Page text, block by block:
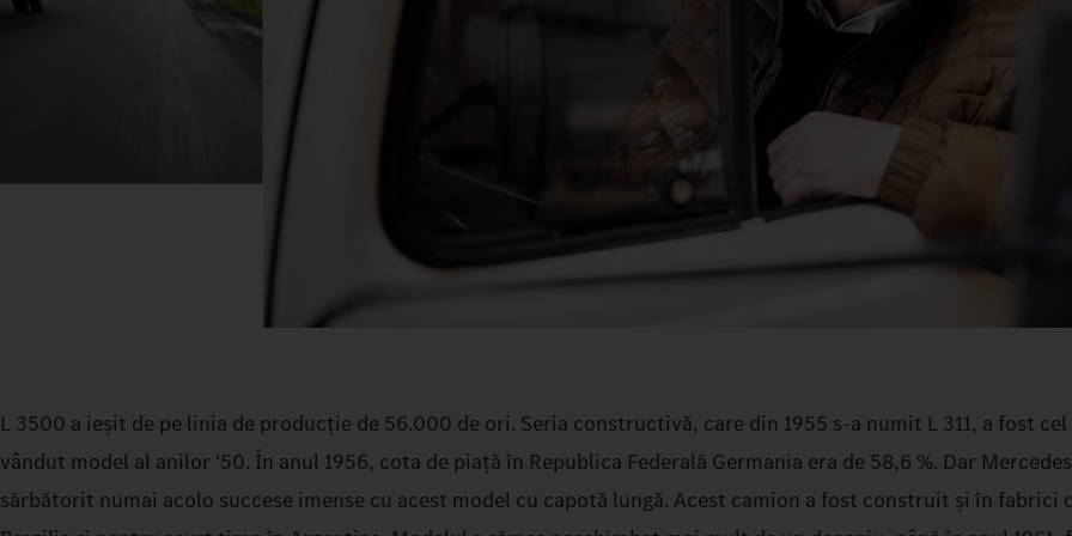
L 3500 a ieșit de pe linia de producție de 56.000 de ori. Seria constructivă, care din 1955 s-a numit L 311, a fost
vândut model al anilor '50. În anul 1956, cota de piață în Republica Federală Germania era de 58,6 %. Dar
sărbătorit numai acolo succese imense cu acest model cu capotă lungă. Acest camion a fost construit și în fabrici